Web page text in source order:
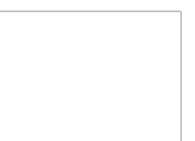
saa ilman muuta